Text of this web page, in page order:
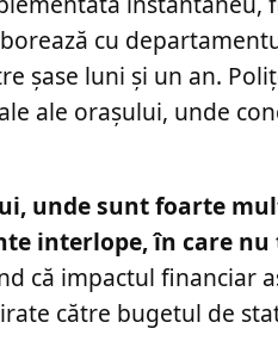
cu
șase luni și un an.
ale orașului, unde
unde sunt foarte
interlope, în care
că impactul financiar
către bugetul de